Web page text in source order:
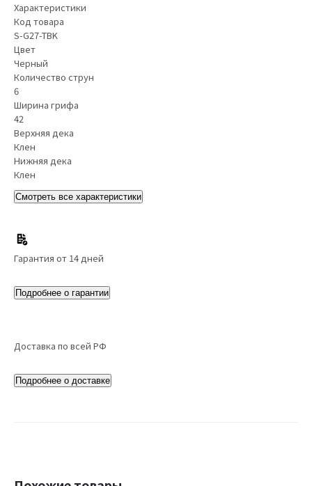
Характеристики
Код товара
S-G27-TBK
Цвет
Черный
Количество струн
6
Ширина грифа
42
Верхняя дека
Клен
Нижняя дека
Клен
Смотреть все характеристики
Гарантия от 14 дней
Подробнее о гарантии
Доставка по всей РФ
Подробнее о доставке